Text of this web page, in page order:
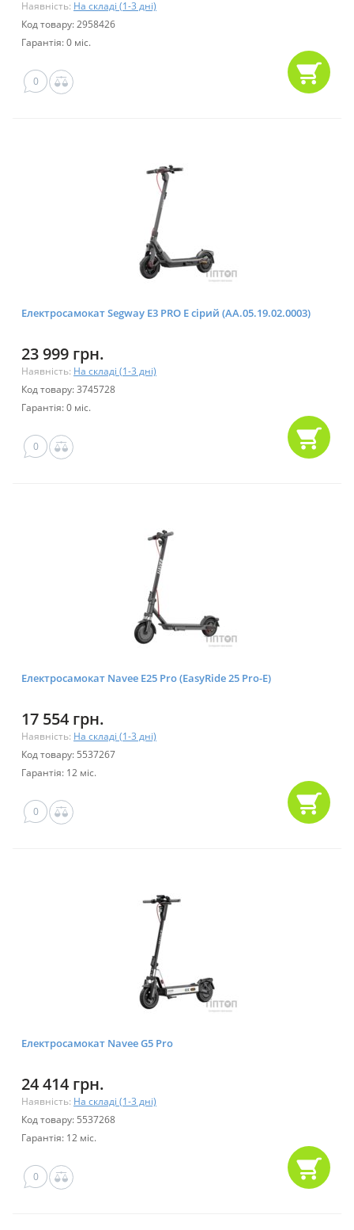
Наявність: На складі (1-3 дні)
Код товару: 2958426
Гарантія: 0 міс.
0
Електросамокат Segway E3 PRO E сірий (AA.05.19.02.0003)
23 999 грн.
Наявність: На складі (1-3 дні)
Код товару: 3745728
Гарантія: 0 міс.
0
Електросамокат Navee E25 Pro (EasyRide 25 Pro-E)
17 554 грн.
Наявність: На складі (1-3 дні)
Код товару: 5537267
Гарантія: 12 міс.
0
Електросамокат Navee G5 Pro
24 414 грн.
Наявність: На складі (1-3 дні)
Код товару: 5537268
Гарантія: 12 міс.
0